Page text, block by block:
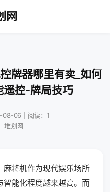
网
牌器哪里有卖_如何
遥控-牌局技巧
08-06｜阅读：1
堆划网
麻将机作为现代娱乐场所
智能化程度越来越高。而